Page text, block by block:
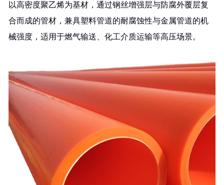
以高密度聚乙烯为基材，通过钢丝增强层与防腐外覆层复
合而成的管材，兼具塑料管道的耐腐蚀性与金属管道的机
械强度，适用于燃气输送、化工介质运输等高压场景。